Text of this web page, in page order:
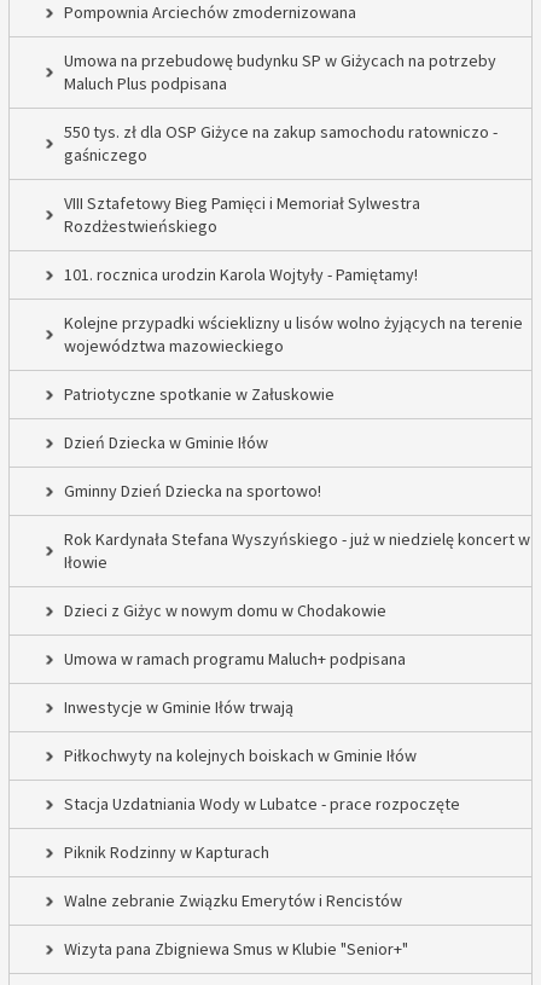
Pompownia Arciechów zmodernizowana
Umowa na przebudowę budynku SP w Giżycach na potrzeby
Maluch Plus podpisana
550 tys. zł dla OSP Giżyce na zakup samochodu ratowniczo -
gaśniczego
VIII Sztafetowy Bieg Pamięci i Memoriał Sylwestra
Rozdżestwieńskiego
101. rocznica urodzin Karola Wojtyły - Pamiętamy!
Kolejne przypadki wścieklizny u lisów wolno żyjących na terenie
województwa mazowieckiego
Patriotyczne spotkanie w Załuskowie
Dzień Dziecka w Gminie Iłów
Gminny Dzień Dziecka na sportowo!
Rok Kardynała Stefana Wyszyńskiego - już w niedzielę koncert w
Iłowie
Dzieci z Giżyc w nowym domu w Chodakowie
Umowa w ramach programu Maluch+ podpisana
Inwestycje w Gminie Iłów trwają
Piłkochwyty na kolejnych boiskach w Gminie Iłów
Stacja Uzdatniania Wody w Lubatce - prace rozpoczęte
Piknik Rodzinny w Kapturach
Walne zebranie Związku Emerytów i Rencistów
Wizyta pana Zbigniewa Smus w Klubie "Senior+"